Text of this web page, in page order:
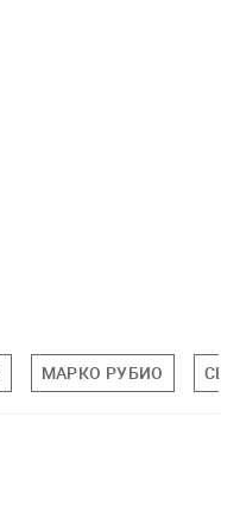
МАРКО РУБИО